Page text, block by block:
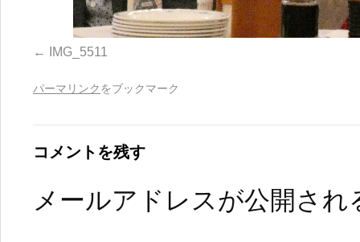
IMG_5511
パーマリンク をブックマーク
コメントを残す
メールアドレスが公開さ